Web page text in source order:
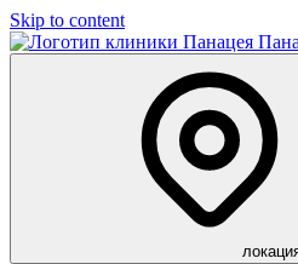
Skip to content